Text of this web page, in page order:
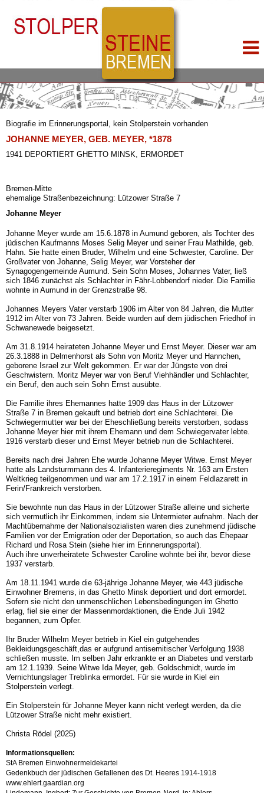
Biografie im Erinnerungsportal, kein Stolperstein vorhanden
JOHANNE MEYER, GEB. MEYER, *1878
1941 DEPORTIERT GHETTO MINSK, ERMORDET
Bremen-Mitte
ehemalige Straßenbezeichnung: Lützower Straße 7
Johanne Meyer
Johanne Meyer wurde am 15.6.1878 in Aumund geboren, als Tochter des
jüdischen Kaufmanns Moses Selig Meyer und seiner Frau Mathilde, geb.
Hahn. Sie hatte einen Bruder, Wilhelm und eine Schwester, Caroline. Der
Großvater von Johanne, Selig Meyer, war Vorsteher der
Synagogengemeinde Aumund. Sein Sohn Moses, Johannes Vater, ließ
sich 1846 zunächst als Schlachter in Fähr-Lobbendorf nieder. Die Familie
wohnte in Aumund in der Grenzstraße 98.
Johannes Meyers Vater verstarb 1906 im Alter von 84 Jahren, die Mutter
1912 im Alter von 73 Jahren. Beide wurden auf dem jüdischen Friedhof in
Schwanewede beigesetzt.
Am 31.8.1914 heirateten Johanne Meyer und Ernst Meyer. Dieser war am
26.3.1888 in Delmenhorst als Sohn von Moritz Meyer und Hannchen,
geborene Israel zur Welt gekommen. Er war der Jüngste von drei
Geschwistern. Moritz Meyer war von Beruf Viehhändler und Schlachter,
ein Beruf, den auch sein Sohn Ernst ausübte.
Die Familie ihres Ehemannes hatte 1909 das Haus in der Lützower
Straße 7 in Bremen gekauft und betrieb dort eine Schlachterei. Die
Schwiegermutter war bei der Eheschließung bereits verstorben, sodass
Johanne Meyer hier mit ihrem Ehemann und dem Schwiegervater lebte.
1916 verstarb dieser und Ernst Meyer betrieb nun die Schlachterei.
Bereits nach drei Jahren Ehe wurde Johanne Meyer Witwe. Ernst Meyer
hatte als Landsturmmann des 4. Infanterieregiments Nr. 163 am Ersten
Weltkrieg teilgenommen und war am 17.2.1917 in einem Feldlazarett in
Ferin/Frankreich verstorben.
Sie bewohnte nun das Haus in der Lützower Straße alleine und sicherte
sich vermutlich ihr Einkommen, indem sie Untermieter aufnahm. Nach der
Machtübernahme der Nationalsozialisten waren dies zunehmend jüdische
Familien vor der Emigration oder der Deportation, so auch das Ehepaar
Richard und Rosa Stein (siehe hier im Erinnerungsportal).
Auch ihre unverheiratete Schwester Caroline wohnte bei ihr, bevor diese
1937 verstarb.
Am 18.11.1941 wurde die 63-jährige Johanne Meyer, wie 443 jüdische
Einwohner Bremens, in das Ghetto Minsk deportiert und dort ermordet.
Sofern sie nicht den unmenschlichen Lebensbedingungen im Ghetto
erlag, fiel sie einer der Massenmordaktionen, die Ende Juli 1942
begannen, zum Opfer.
Ihr Bruder Wilhelm Meyer betrieb in Kiel ein gutgehendes
Bekleidungsgeschäft,das er aufgrund antisemitischer Verfolgung 1938
schließen musste. Im selben Jahr erkrankte er an Diabetes und verstarb
am 12.1.1939. Seine Witwe Ida Meyer, geb. Goldschmidt, wurde im
Vernichtungslager Treblinka ermordet. Für sie wurde in Kiel ein
Stolperstein verlegt.
Ein Stolperstein für Johanne Meyer kann nicht verlegt werden, da die
Lützower Straße nicht mehr existiert.
Christa Rödel (2025)
Informationsquellen:
StA Bremen Einwohnermeldekartei
Gedenkbuch der jüdischen Gefallenen des Dt. Heeres 1914-1918
www.ehlert.gaardian.org